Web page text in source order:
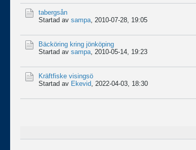
tabergsån
Startad av sampa, 2010-07-28, 19:05
Bäcköring kring jönköping
Startad av sampa, 2010-05-14, 19:23
Kräftfiske visingsö
Startad av Ekevid, 2022-04-03, 18:30